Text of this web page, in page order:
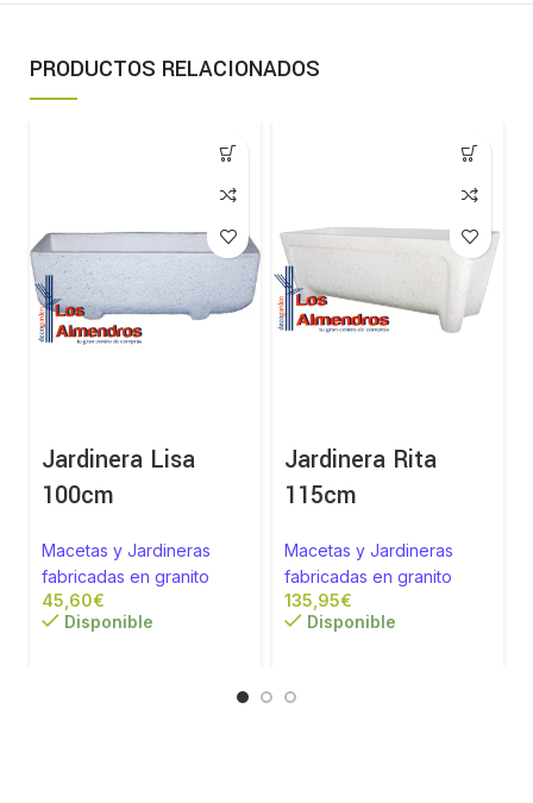
PRODUCTOS RELACIONADOS
Jardinera Lisa
100cm
Macetas y Jardineras
fabricadas en granito
€
Disponible
Jardinera Rita
115cm
Macetas y Jardineras
fabricadas en granito
€
Disponible